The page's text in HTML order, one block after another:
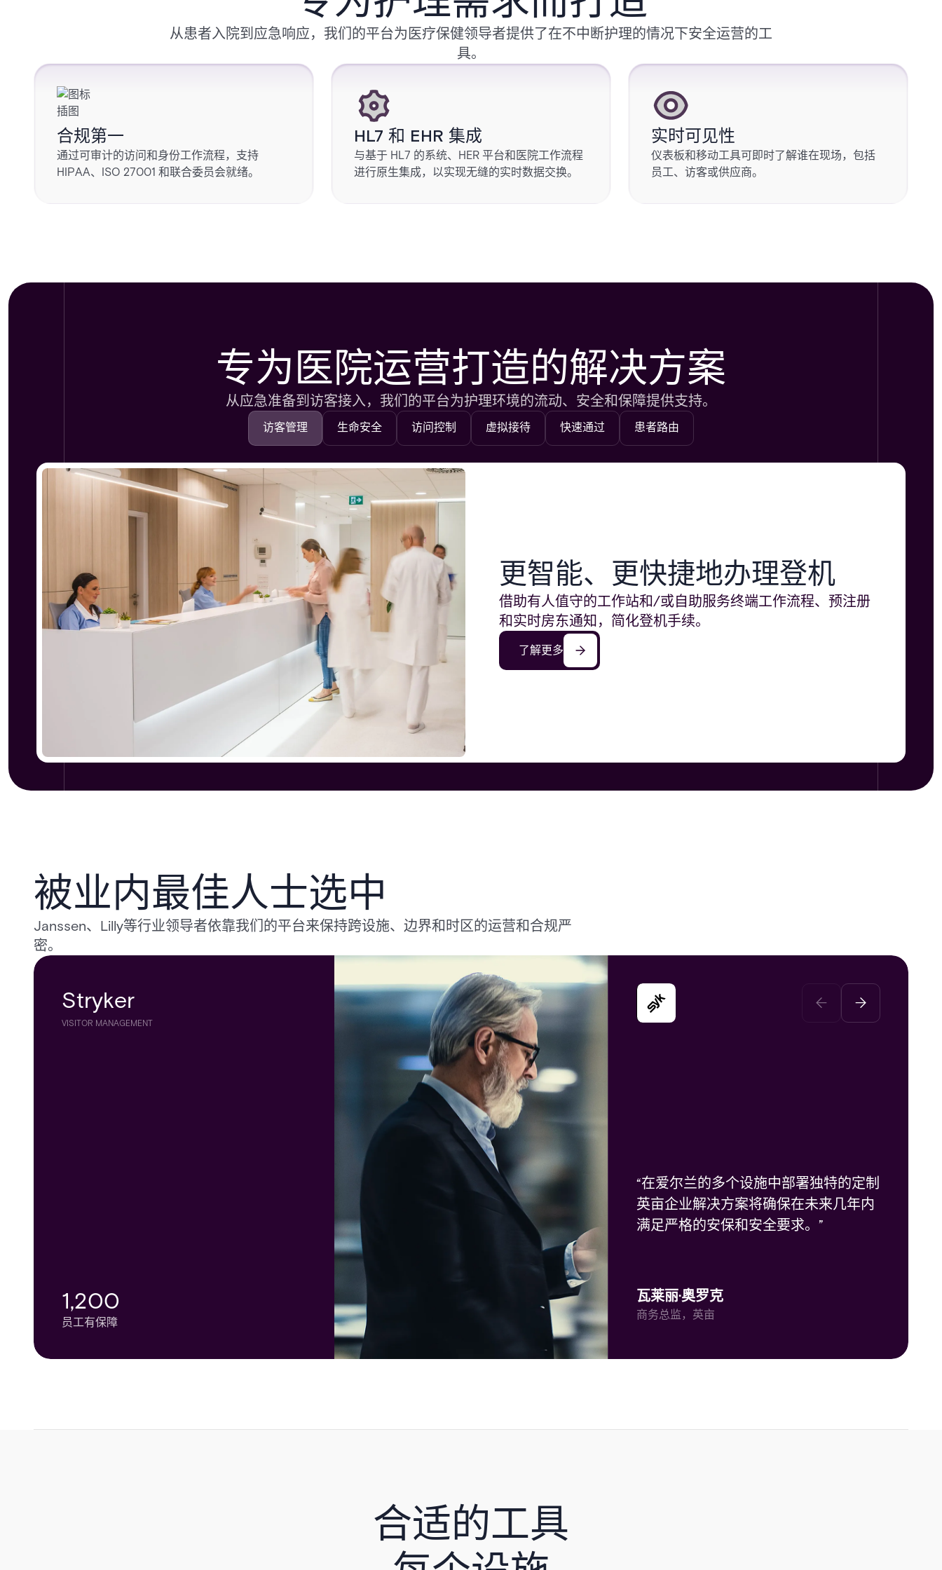
从患者入院到应急响应，我们的平台为医疗保健领导者提供了在不中断护理的情况下安全运营的工
具。
合规第一
通过可审计的访问和身份工作流程，支持
HIPAA、ISO 27001 和联合委员会就绪。
HL7 和 EHR 集成
与基于 HL7 的系统、HER 平台和医院工作流程
进行原生集成，以实现无缝的实时数据交换。
实时可见性
仪表板和移动工具可即时了解谁在现场，包括
员工、访客或供应商。
专为医院运营打造的解决方案
从应急准备到访客接入，我们的平台为护理环境的流动、安全和保障提供支持。
访客管理 生命安全 访问控制 虚拟接待 快速通过 患者路由
更智能、更快捷地办理登机
借助有人值守的工作站和/或自助服务终端工作流程、预注册
和实时房东通知，简化登机手续。
了解更多
被业内最佳人士选中
Janssen、Lilly等行业领导者依靠我们的平台来保持跨设施、边界和时区的运营和合规严
密。
Stryker
VISITOR MANAGEMENT
1,200
员工有保障
“在爱尔兰的多个设施中部署独特的定制
英亩企业解决方案将确保在未来几年内
满足严格的安保和安全要求。”
瓦莱丽·奥罗克
商务总监，英亩
大型东北卫生系统
VISITOR MANAGEMENT
1000
学术医疗中心床
该医院在所有公共入口点部署了FAST-
PASS访客管理系统，将其与其内部HL7
患者数据库和访问协议集成在一起。
合适的工具